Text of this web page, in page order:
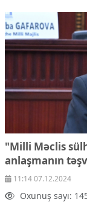
"Milli Məclis
anlaşmanın
11:14 07.12.2024
Oxunuş sayı: